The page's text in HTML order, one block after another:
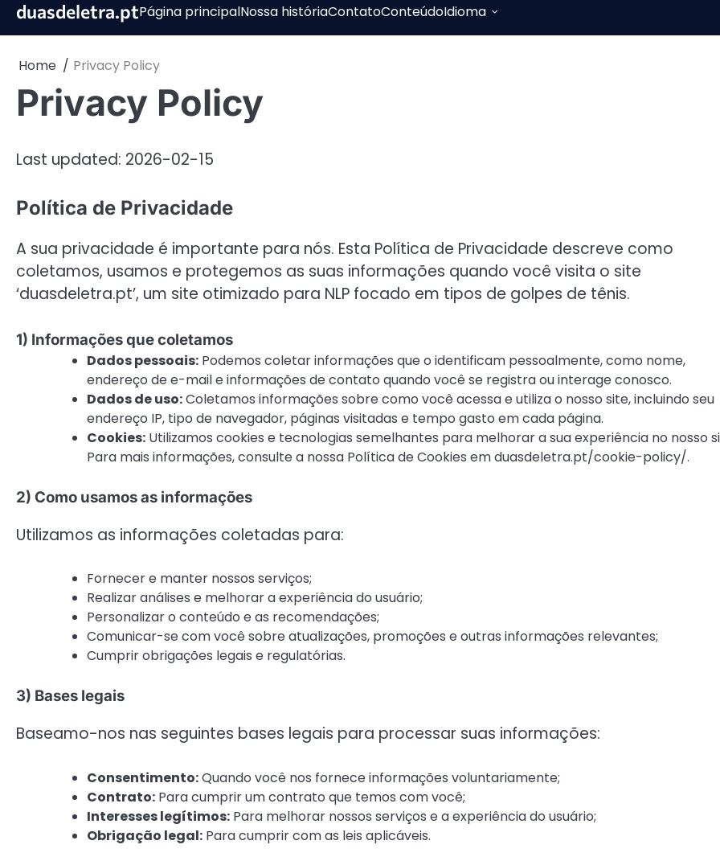
Skipduasdeletra.ptPágina principalNossa históriaContatoConteúdoIdioma
Home Privacy Policy
Privacy Policy
Last updated: 2026-02-15
Política de Privacidade
A sua privacidade é importante para nós. Esta Política de Privacidade descreve como
coletamos, usamos e protegemos as suas informações quando você visita o site
‘duasdeletra.pt’, um site otimizado para NLP focado em tipos de golpes de tênis.
1) Informações que coletamos
Dados pessoais: Podemos coletar informações que o identificam pessoalmente, como nome,
endereço de e-mail e informações de contato quando você se registra ou interage conosco.
Dados de uso:Coletamos informações sobre como você acessa e utiliza o nosso site, incluindo seu
endereço IP, tipo de navegador, páginas visitadas e tempo gasto em cada página.
Cookies: Utilizamos cookies e tecnologias semelhantes para melhorar a sua experiência no nosso
Para mais informações, consulte a nossa Política de Cookies em duasdeletra.pt/cookie-policy/.
2) Como usamos as informações
Utilizamos as informações coletadas para:
Fornecer e manter nossos serviços;
Realizar análises e melhorar a experiência do usuário;
Personalizar o conteúdo e as recomendações;
Comunicar-se com você sobre atualizações, promoções e outras informações relevantes;
Cumprir obrigações legais e regulatórias.
3) Bases legais
Baseamo-nos nas seguintes bases legais para processar suas informações:
Consentimento:Quando você nos fornece informações voluntariamente;
Contrato: Para cumprir um contrato que temos com você;
Interesses legítimos: Para melhorar nossos serviços e a experiência do usuário;
Obrigação legal: Para cumprir com as leis aplicáveis.